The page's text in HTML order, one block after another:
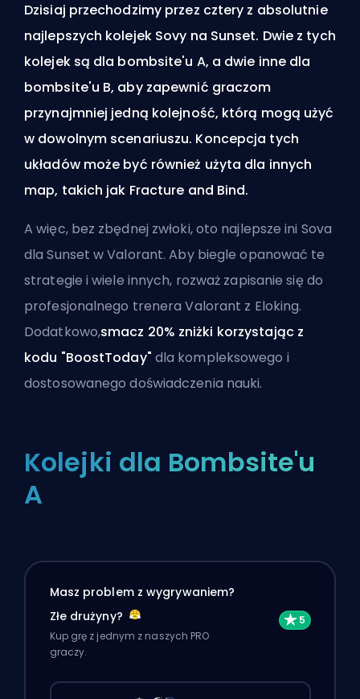
Dzisiaj przechodzimy przez cztery z absolutnie
najlepszych kolejek Sovy na Sunset. Dwie z tych
kolejek są dla bombsite'u A, a dwie inne dla
bombsite'u B, aby zapewnić graczom
przynajmniej jedną kolejność, którą mogą użyć
w dowolnym scenariuszu. Koncepcja tych
układów może być również użyta dla innych
map, takich jak Fracture and Bind.
A więc, bez zbędnej zwłoki, oto najlepsze ini Sova
dla Sunset w Valorant. Aby biegle opanować te
strategie i wiele innych, rozważ zapisanie się do
profesjonalnego trenera Valorant z Eloking.
Dodatkowo,smacz 20% zniżki korzystając z
kodu "BoostToday" dla kompleksowego i
dostosowanego doświadczenia nauki.
Kolejki dla Bombsite'u
A
Masz problem z wygrywaniem?
Złe drużyny?
Kup grę z jednym z naszych PRO
graczy.